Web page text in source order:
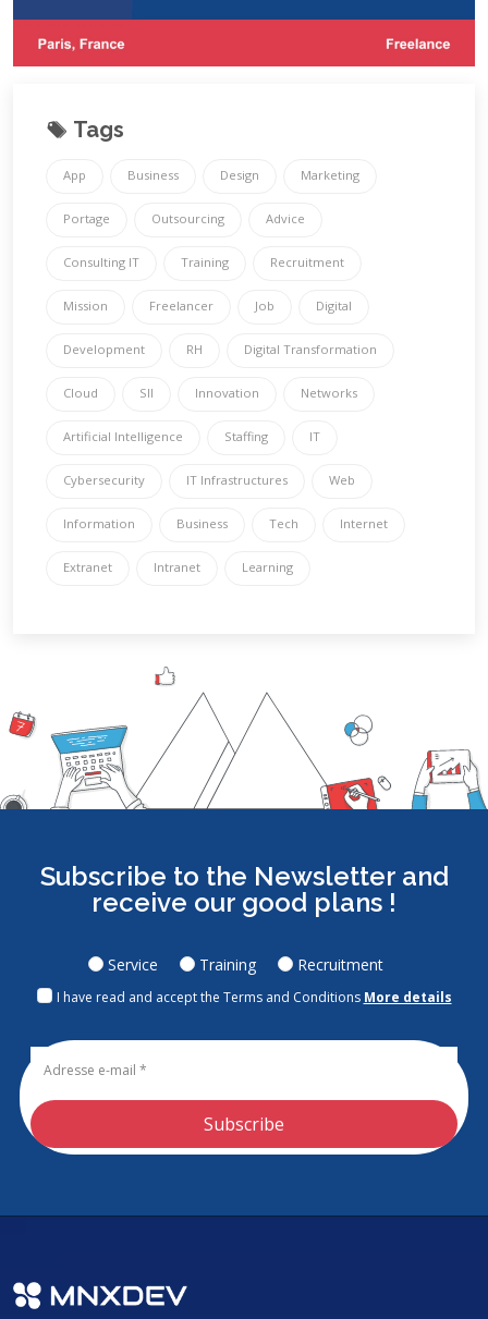
Tags
App Business Design Marketing
Portage Outsourcing Advice
Consulting IT Training Recruitment
Mission Freelancer Job Digital
Development RH Digital Transformation
Cloud SII Innovation Networks
Artificial Intelligence Staffing IT
Cybersecurity IT Infrastructures Web
Information Business Tech Internet
Extranet Intranet Learning
Subscribe to the Newsletter and
receive our good plans !
Service Training Recruitment
I have read and accept the Terms and Conditions More details
Subscribe